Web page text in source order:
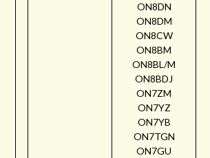
ON8DN
ON8DM
ON8CW
ON8BM
ON8BL/M
ON8BDJ
ON7ZM
ON7YZ
ON7YB
ON7TGN
ON7GU